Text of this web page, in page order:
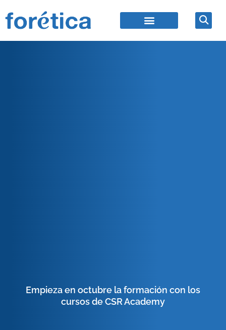
Empieza en octubre la formación con los
cursos de CSR Academy